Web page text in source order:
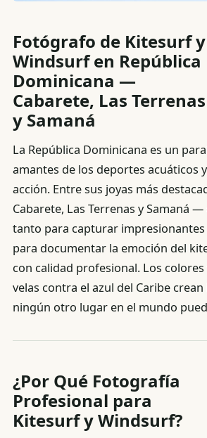
Fotógrafo de Kitesurf y
Windsurf en República
Dominicana —
Cabarete, Las Terrenas
y Samaná
La República Dominicana es un
amantes de los deportes acuáticos
acción. Entre sus joyas más
Cabarete, Las Terrenas y Samaná
tanto para capturar impresionantes
para documentar la emoción del
con calidad profesional. Los
velas contra el azul del Caribe
ningún otro lugar en el mundo
¿Por Qué Fotografía
Profesional para
Kitesurf y Windsurf?